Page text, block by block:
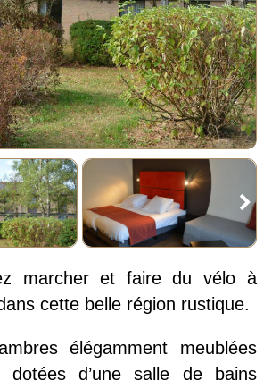
marcher et faire du vélo à
cette belle région rustique.
élégamment meublées
dotées d’une salle de bains